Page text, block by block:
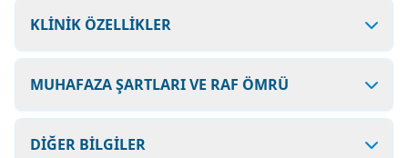
KLİNİK ÖZELLİKLER
MUHAFAZA ŞARTLARI VE RAF ÖMRÜ
DİĞER BİLGİLER